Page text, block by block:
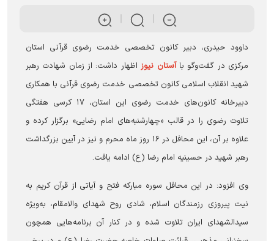
داوود حیدری، دبیر کانون تخصصی خدمت رضوی قرآنی استان
مرکزی در گفت‌و‌گو با آستان نیوز اظهار داشت: از زمان شهادت رهبر
شهید انقلاب اسلامی کانون تخصصی خدمت رضوی قرآنی با همکاری
دبیرخانه کانون‌های خدمت رضوی این استان، ۱۷ کرسی هفتگی
تلاوت رضوی را در قالب «چهارشنبه‌های امام رضایی» برگزار کرده و
علاوه بر آن، این محافل در ۱۶ روز ماه محرم و نیز در آیین بزرگداشت
رهبر شهید در حسینیه امام رضا (ع) ادامه یافت.
وی افزود: در این محافل سوره مبارکه فتح و آیاتی از قرآن کریم به
نیت پیروزی رزمندگان اسلام، شادی روح شهدای والامقام، به‌ویژه
سیدالشهدای ایران تلاوت شده و در کنار آن برنامه‌هایی همچون